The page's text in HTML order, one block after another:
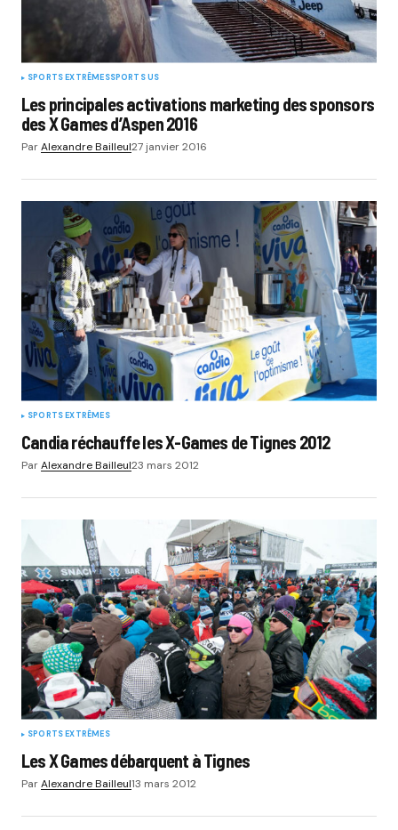
SPORTS EXTRÊMESSPORTS US
Les principales activations marketing des sponsors
des X Games d’Aspen 2016
ParAlexandre Bailleul27 janvier 2016
SPORTS EXTRÊMES
Candia réchauffe les X-Games de Tignes 2012
ParAlexandre Bailleul23 mars 2012
SPORTS EXTRÊMES
Les X Games débarquent à Tignes
ParAlexandre Bailleul13 mars 2012